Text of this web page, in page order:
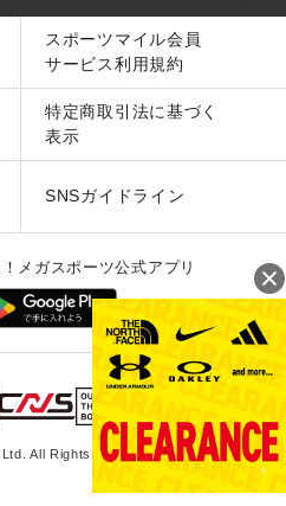
スポーツマイル会員
サービス利用規約
特定商取引法に基づく
表示
SNSガイドライン
メガスポーツ公式アプリ
All Rights Reserved.